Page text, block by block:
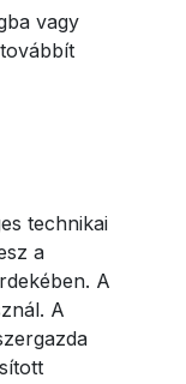
vagy
technikai
a
A
A